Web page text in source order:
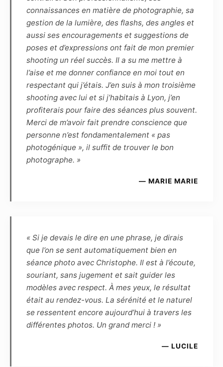
illustration, peinture, vidéo, animations, etc.)
connus ou à venir.
Article 7
Les éventuels commentaires, titres ou
légendes accompagnant la reproduction ou la
représentation de la ou de ces photographies
ne devront pas porter atteinte à la réputation
ou à la vie privée du modèle et réciproquement.
Article 8
Le Photographe et le Modèle s’autorisent
mutuellement l’usage à des fins
sites Internet du Photographe, ainsi que
l’exposition publique des photographies (par
exemple lors d’une exposition dans un lieu
public ou privé, galerie, salon, concours, etc.).
Le modèle ne pourra exiger aucun partage des
éventuels gains ou prix remportés en cas de
présentation par le photographe des photos
qu’il aura réalisées ou retouchées à un
– Le modèle conserve une liberté d’utilisation
connaissances en matière de photographie, sa
gestion de la lumière, des flashs, des angles et
aussi ses encouragements et suggestions de
poses et d’expressions ont fait de mon premier
shooting un réel succès. Il a su me mettre à
l’aise et me donner confiance en moi tout en
respectant qui j’étais. J’en suis à mon troisième
shooting avec lui et si j’habitais à Lyon, j’en
profiterais pour faire des séances plus souvent.
Merci de m’avoir fait prendre conscience que
personne n’est fondamentalement « pas
photogénique », il suffit de trouver le bon
photographe. »
— MARIE MARIE
« Si je devais le dire en une phrase, je dirais
que l’on se sent automatiquement bien en
séance photo avec Christophe. Il est à l’écoute,
souriant, sans jugement et sait guider les
modèles avec respect. À mes yeux, le résultat
était au rendez-vous. La sérénité et le naturel
se ressentent encore aujourd’hui à travers les
différentes photos. Un grand merci ! »
— LUCILE